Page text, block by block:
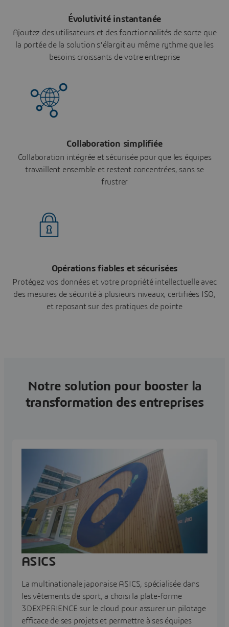
Évolutivité instantanée
Ajoutez des utilisateurs et des fonctionnalités de sorte que
la portée de la solution s'élargit au même rythme que les
besoins croissants de votre entreprise
Collaboration simplifiée
Collaboration intégrée et sécurisée pour que les équipes
travaillent ensemble et restent concentrées, sans se
frustrer
Opérations fiables et sécurisées
Protégez vos données et votre propriété intellectuelle avec
des mesures de sécurité à plusieurs niveaux, certifiées ISO,
et reposant sur des pratiques de pointe
Notre solution pour booster la
transformation des entreprises
ASICS
La multinationale japonaise ASICS, spécialisée dans
les vêtements de sport, a choisi la plate-forme
3DEXPERIENCE sur le cloud pour assurer un pilotage
efficace de ses projets et permettre à ses équipes